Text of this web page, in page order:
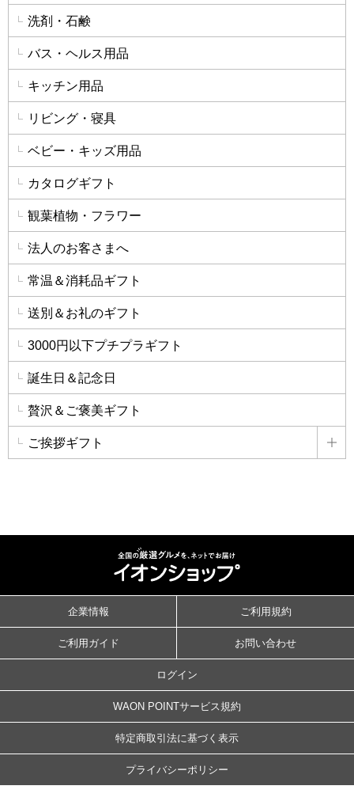
洗剤・石鹸
バス・ヘルス用品
キッチン用品
リビング・寝具
ベビー・キッズ用品
カタログギフト
観葉植物・フラワー
法人のお客さまへ
常温＆消耗品ギフト
送別＆お礼のギフト
3000円以下プチプラギフト
誕生日＆記念日
贅沢＆ご褒美ギフト
ご挨拶ギフト 詳
企業情報 ご利用規約
ご利用ガイド お問い合わせ
ログイン
WAON POINTサービス規約
特定商取引法に基づく表示
プライバシーポリシー